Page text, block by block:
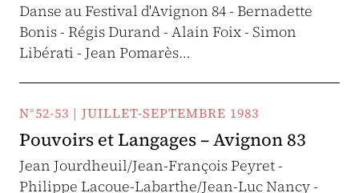
Danse au Festival d'Avignon 84 - Bernadette
Bonis - Régis Durand - Alain Foix - Simon
Libérati - Jean Pomarès…
N°52-53 | JUILLET-SEPTEMBRE 1983
Pouvoirs et Langages – Avignon 83
Jean Jourdheuil/Jean-François Peyret -
Philippe Lacoue-Labarthe/Jean-Luc Nancy -